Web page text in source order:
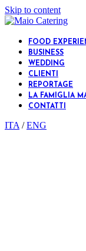
Skip to content
FOOD
BUSINESS
WEDDING
CLIENTI
REPORTAGE
LA FAMIGLIA
CONTATTI
ITA /ENG